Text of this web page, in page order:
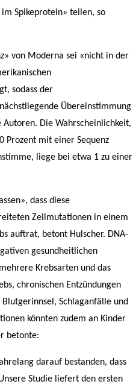
Spikeprotein» teilen, so
von Moderna sei «nicht in der
sodass der
Übereinstimmung
Die Wahrscheinlichkeit,
Prozent mit einer Sequenz
liege bei etwa 1 zu einer
dass diese
Zellmutationen in einem
auftrat, betont Hulscher. DNA-
gesundheitlichen
Krebsarten und das
chronischen Entzündungen
Schlaganfälle und
könnten zudem an Kinder
betonte:
darauf bestanden, dass
Studie liefert den ersten